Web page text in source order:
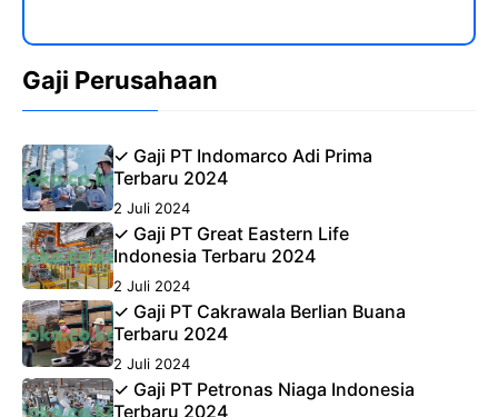
Gaji Perusahaan
✓ Gaji PT Indomarco Adi Prima
Terbaru 2024
2 Juli 2024
✓ Gaji PT Great Eastern Life
Indonesia Terbaru 2024
2 Juli 2024
✓ Gaji PT Cakrawala Berlian Buana
Terbaru 2024
2 Juli 2024
✓ Gaji PT Petronas Niaga Indonesia
Terbaru 2024